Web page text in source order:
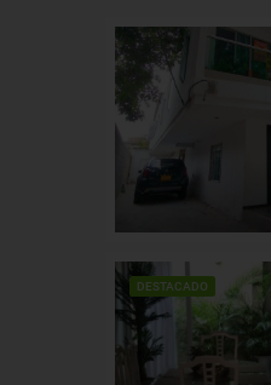
DESTACADO